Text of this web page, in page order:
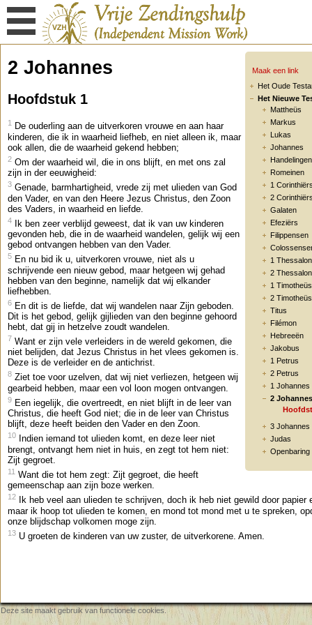
Maak een link
Het Oude
Het Nieuwe
Mattheüs
Markus
Lukas
Johannes
Handelingen
Romeinen
1
2
Galaten
Efeziërs
Filippensen
1
2
1 Timotheüs
2 Timotheüs
Titus
Filémon
Hebreeën
Jakobus
1 Petrus
2 Petrus
1 Johannes
2 Johannes
3 Johannes
Judas
Openbaring
2 Johannes
Hoofdstuk 1
1
De ouderling aan de uitverkoren vrouwe en aan haar
kinderen, die ik in waarheid liefheb, en niet alleen ik, maar
ook allen, die de waarheid gekend hebben;
2 Om der waarheid wil, die in ons blijft, en met ons zal
zijn in der eeuwigheid:
3 Genade, barmhartigheid, vrede zij met ulieden van God
den Vader, en van den Heere Jezus Christus, den Zoon
des Vaders, in waarheid en liefde.
4
Ik ben zeer verblijd geweest, dat ik van uw kinderen
gevonden heb, die in de waarheid wandelen, gelijk wij een
gebod ontvangen hebben van den Vader.
5 En nu bid ik u, uitverkoren vrouwe, niet als u
schrijvende een nieuw gebod, maar hetgeen wij gehad
hebben van den beginne, namelijk dat wij elkander
liefhebben.
6 En dit is de liefde, dat wij wandelen naar Zijn geboden.
Dit is het gebod, gelijk gijlieden van den beginne gehoord
hebt, dat gij in hetzelve zoudt wandelen.
7 Want er zijn vele verleiders in de wereld gekomen, die
niet belijden, dat Jezus Christus in het vlees gekomen is.
Deze is de verleider en de antichrist.
8 Ziet toe voor uzelven, dat wij niet verliezen, hetgeen wij
gearbeid hebben, maar een vol loon mogen ontvangen.
9 Een iegelijk, die overtreedt, en niet blijft in de leer van
Christus, die heeft God niet; die in de leer van Christus
blijft, deze heeft beiden den Vader en den Zoon.
10
Indien iemand tot ulieden komt, en deze leer niet
brengt, ontvangt hem niet in huis, en zegt tot hem niet:
Zijt gegroet.
11 Want die tot hem zegt: Zijt gegroet, die heeft
gemeenschap aan zijn boze werken.
12
Ik heb veel aan ulieden te schrijven, doch ik heb niet gewild door papier
maar ik hoop tot ulieden te komen, en mond tot mond met u te spreken,
onze blijdschap volkomen moge zijn.
13 U groeten de kinderen van uw zuster, de uitverkorene. Amen.
Deze site maakt gebruik van functionele cookies.